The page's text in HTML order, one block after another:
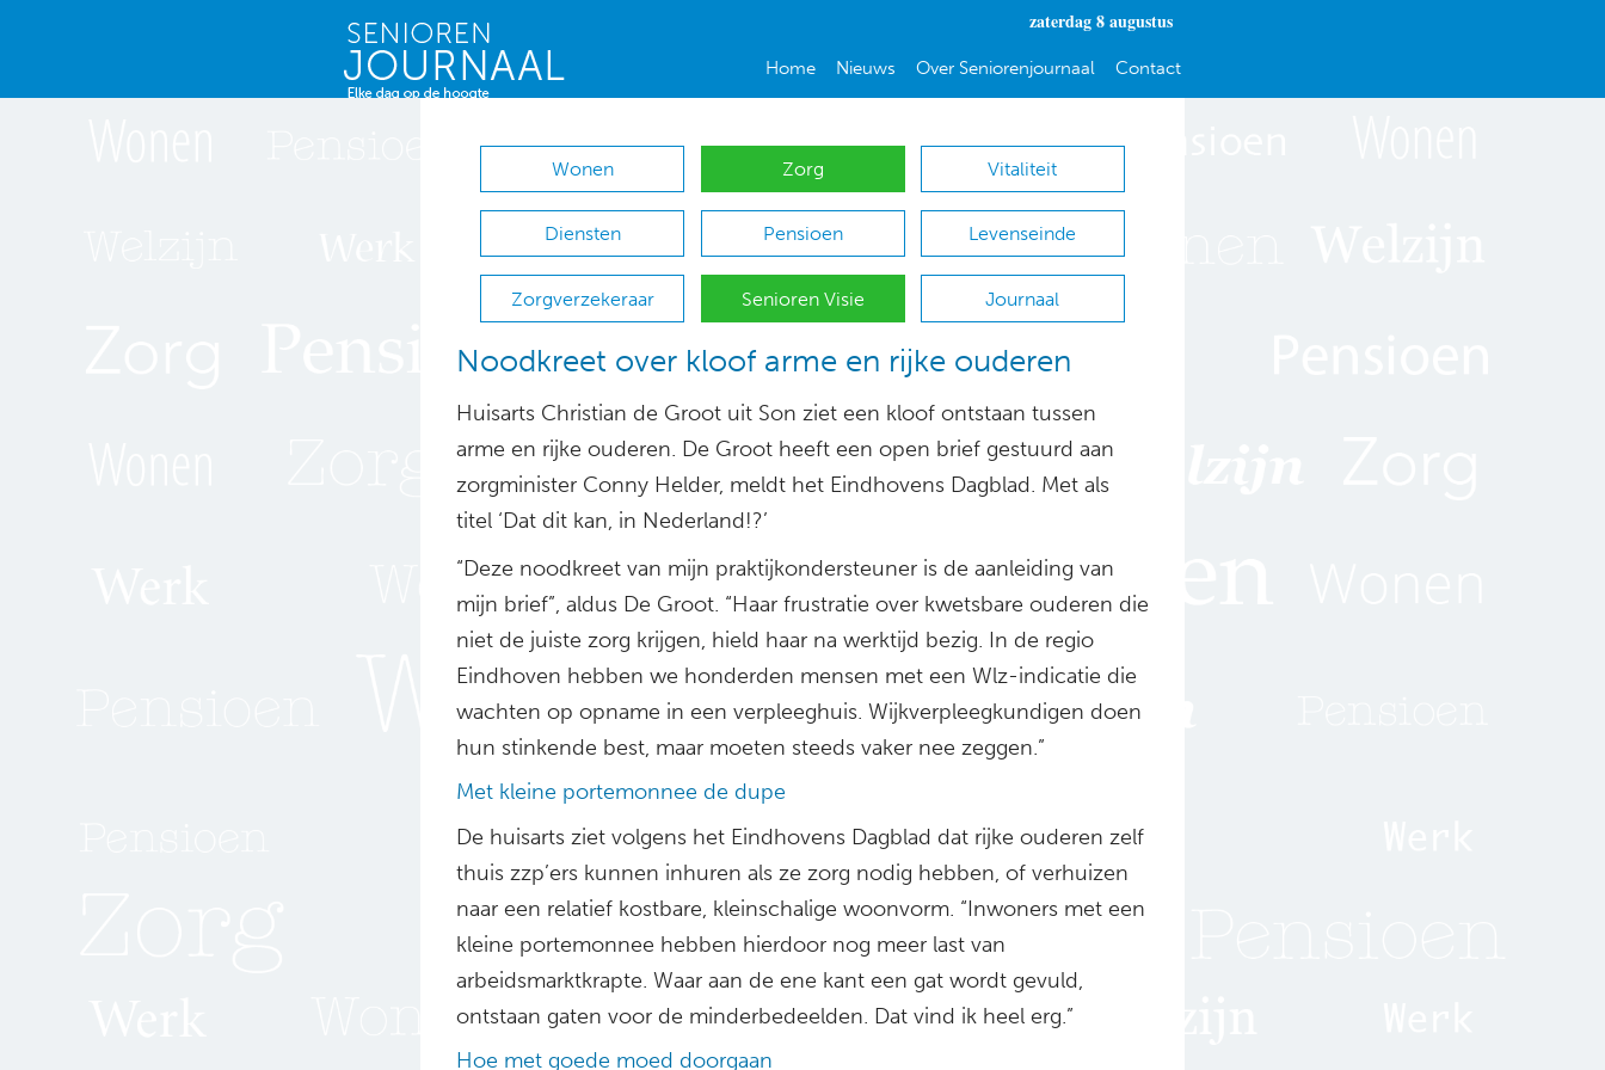
zaterdag 8 augustus
Home Nieuws Over Seniorenjournaal Contact
Wonen Zorg Vitaliteit
Diensten Pensioen Levenseinde
Zorgverzekeraar Senioren Visie Journaal
Noodkreet over kloof arme en rijke ouderen
Huisarts Christian de Groot uit Son ziet een kloof ontstaan tussen
arme en rijke ouderen. De Groot heeft een open brief gestuurd aan
zorgminister Conny Helder, meldt het Eindhovens Dagblad. Met als
titel ‘Dat dit kan, in Nederland!?’
“Deze noodkreet van mijn praktijkondersteuner is de aanleiding van
mijn brief”, aldus De Groot. “Haar frustratie over kwetsbare ouderen die
niet de juiste zorg krijgen, hield haar na werktijd bezig. In de regio
Eindhoven hebben we honderden mensen met een Wlz-indicatie die
wachten op opname in een verpleeghuis. Wijkverpleegkundigen doen
hun stinkende best, maar moeten steeds vaker nee zeggen.”
Met kleine portemonnee de dupe
De huisarts ziet volgens het Eindhovens Dagblad dat rijke ouderen zelf
thuis zzp’ers kunnen inhuren als ze zorg nodig hebben, of verhuizen
naar een relatief kostbare, kleinschalige woonvorm. “Inwoners met een
kleine portemonnee hebben hierdoor nog meer last van
arbeidsmarktkrapte. Waar aan de ene kant een gat wordt gevuld,
ontstaan gaten voor de minderbedeelden. Dat vind ik heel erg.”
Hoe met goede moed doorgaan